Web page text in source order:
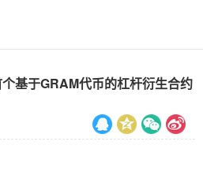
基于GRAM代币的杠杆衍生合约